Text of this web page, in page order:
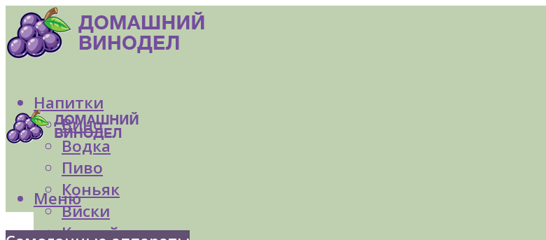
Напитки
Вино
Водка
Пиво
Коньяк
Виски
Коктейли
Меню